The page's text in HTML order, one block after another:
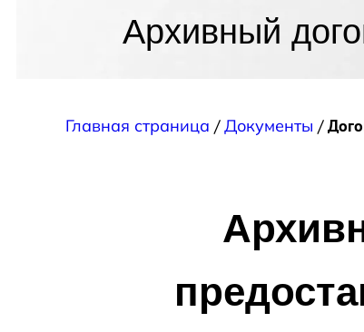
Архивный
Главная страница /Документы /